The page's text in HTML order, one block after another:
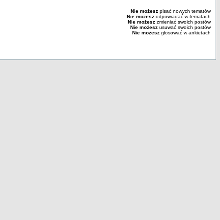
Nie możesz pisać nowych tematów
Nie możesz odpowiadać w tematach
Nie możesz zmieniać swoich postów
Nie możesz usuwać swoich postów
Nie możesz głosować w ankietach